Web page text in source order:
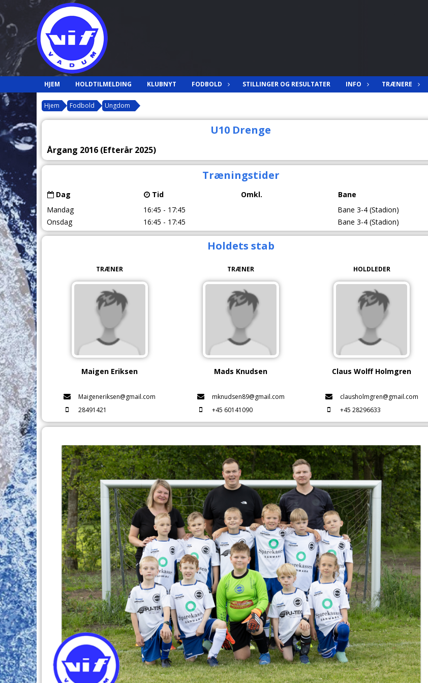
HJEM HOLDTILMELDING KLUBNYT FODBOLD STILLINGER OG RESULTATER INFO TRÆNERE
Hjem Fodbold Ungdom
U10 Drenge
Årgang 2016 (Efterår 2025)
Træningstider
Dag Tid Omkl.
Bane
Mandag
16:45 - 17:45
Bane 3-4 (Stadion)
Onsdag
16:45 - 17:45 Bane 3-4 (Stadion)
Holdets stab
TRÆNER
Maigen Eriksen
Maigeneriksen@gmail.com
28491421
TRÆNER
Mads Knudsen
mknudsen89@gmail.com
+45 60141090
HOLDLEDER
Claus Wolff Holmgren
clausholmgren@gmail.com
+45 28296633